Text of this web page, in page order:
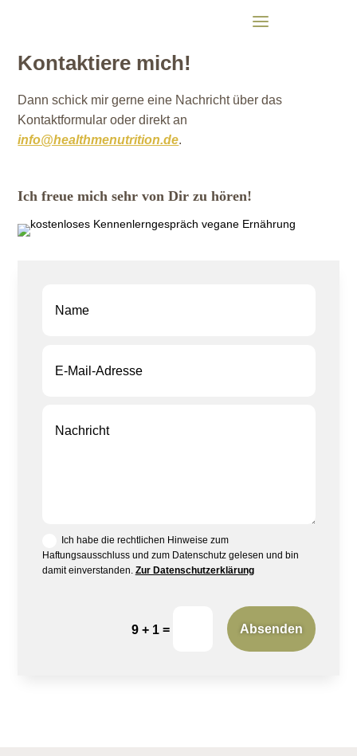
Kontaktiere mich!
Dann schick mir gerne eine Nachricht über das
Kontaktformular oder direkt an
info@healthmenutrition.de.
Ich freue mich sehr von Dir zu hören!
Ich habe die rechtlichen Hinweise zum
Haftungsausschluss und zum Datenschutz gelesen und bin
damit einverstanden. Zur Datenschutzerklärung
9 + 1 = Absenden